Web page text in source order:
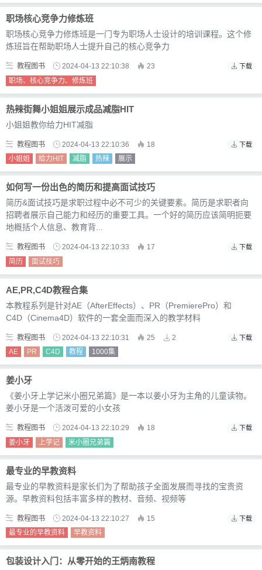
职场核心竞争力修炼班
职场核心竞争力修炼班是一门专为职场人士设计的培训课程。这个修
炼班旨在帮助职场人士提升自己的核心竞争力
教程图书 2024-04-13 22:10:38 23 下载
职场、核心竞争力、修炼班
热辣街舞小姐姐展示成品减脂HIT
小姐姐教你给力HIT减脂
教程图书 2024-04-13 22:10:36 18 下载
小姐姐 给力HIT 减脂 热辣 展示
如何写一份出色的简历和提高面试技巧
简历&面试技巧是求职过程中必不可少的关键要素。简历是求职者向
招聘者展示自己能力和经历的重要工具。一个好的简历应该简明扼要
地概括个人信息、教育背...
教程图书 2024-04-13 22:10:33 17 下载
简历 面试技巧
AE,PR,C4D教程合集
本教程系列是针对AE（AfterEffects）、PR（PremierePro）和
C4D（Cinema4D）软件的一套全面而深入的教学材料
教程图书 2024-04-13 22:10:31 25 2 下载
AE PR C4D 教程 1000集
姜小牙
《姜小牙上学记米小圈兄弟篇》是一本以姜小牙为主角的儿童读物。
姜小牙是一个活泼可爱的小女孩
教程图书 2024-04-13 22:10:29 18 下载
姜小牙 上学记 米小圈兄弟篇
最专业的早教资料
最专业的早教资料是家长们为了帮助孩子全面发展而寻找的宝贵资
源。早教资料包括丰富多样的教材、音频、视频等
教程图书 2024-04-13 22:10:27 15 下载
最专业的早教资料 早教资料
包装设计入门：从零开始的王炳南教程